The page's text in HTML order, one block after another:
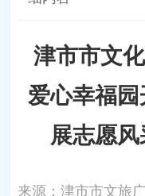
津市市文
爱心幸福园
展志愿
来源：津市市文旅